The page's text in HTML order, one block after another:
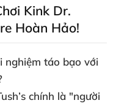
Kink Dr.
Hoàn Hảo!
nghiệm táo bạo với
chính là "người